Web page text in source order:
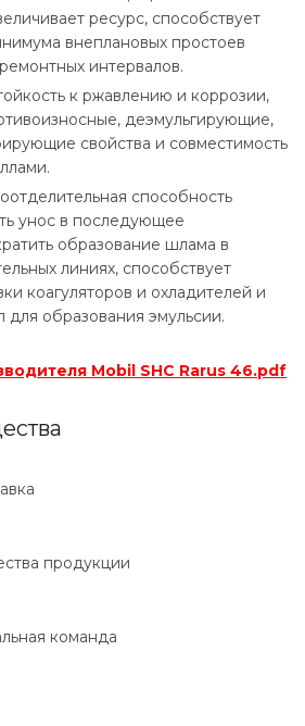
ресурс, способствует
внеплановых простоев
интервалов.
к ржавлению и коррозии,
деэмульгирующие,
свойства и совместимость
способность
унос в последующее
образование шлама в
линиях, способствует
коагуляторов и охладителей и
для образования эмульсии.
Mobil SHC Rarus 46.pdf
продукции
команда